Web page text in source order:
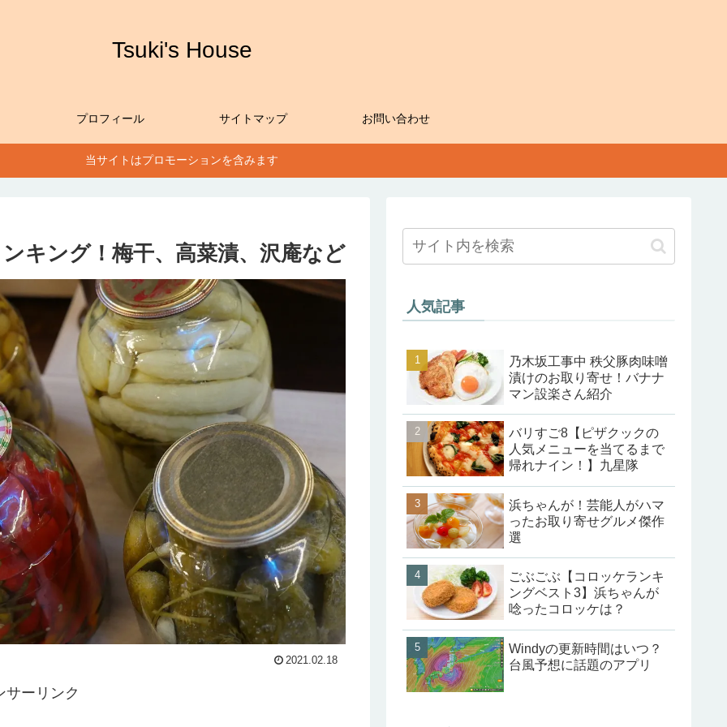
Tsuki's House
プロフィール サイトマップ お問い合わせ
当サイトはプロモーションを含みます
キング！梅干、高菜漬、沢庵など
2021.02.18
サーリンク
人気記事
乃木坂工事中 秩父豚肉味噌
漬けのお取り寄せ！バナナ
マン設楽さん紹介
バリすご8【ピザクックの
人気メニューを当てるまで
帰れナイン！】九星隊
浜ちゃんが！芸能人がハマ
ったお取り寄せグルメ傑作
選
ごぶごぶ【コロッケランキ
ングベスト3】浜ちゃんが
唸ったコロッケは？
Windyの更新時間はいつ？
台風予想に話題のアプリ